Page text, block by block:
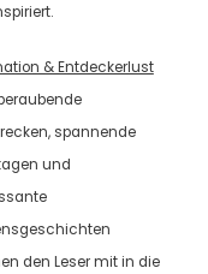
& Entdeckerlust
spannende
und
den Leser mit in die